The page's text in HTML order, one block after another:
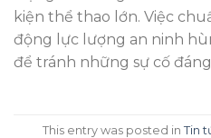
kiện thể thao lớn. Việc
động lực lượng an ninh
để tránh những sự cố
This entry was posted in Tin